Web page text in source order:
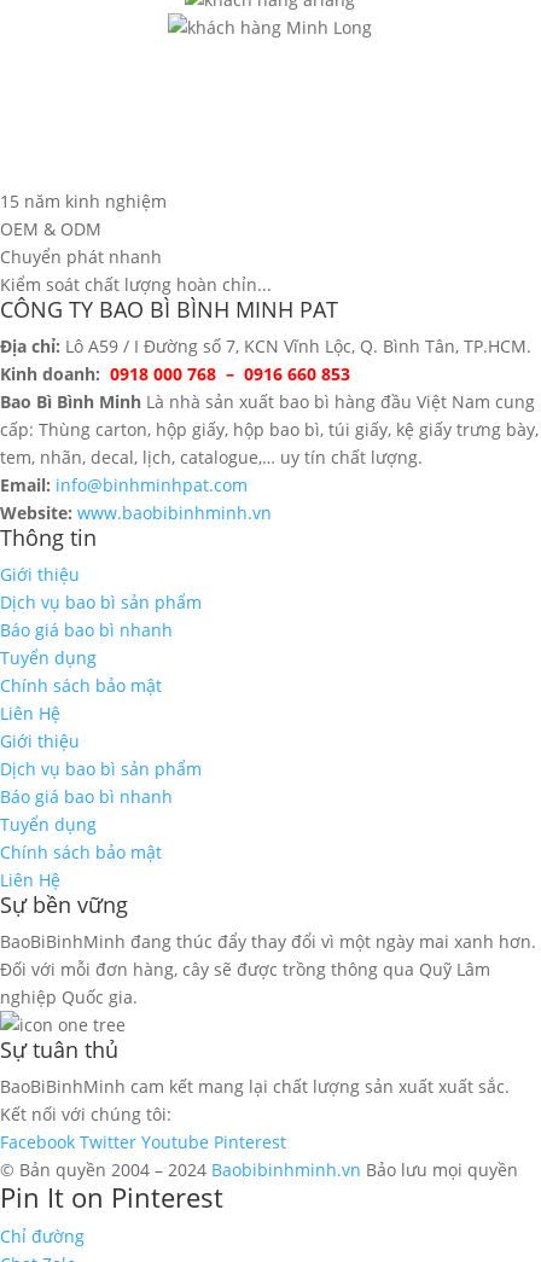
15 năm kinh nghiệm
OEM & ODM
Chuyển phát nhanh
Kiểm soát chất lượng hoàn chỉn...
CÔNG TY BAO BÌ BÌNH MINH PAT
Địa chỉ: Lô A59 / I Đường số 7, KCN Vĩnh Lộc, Q. Bình Tân, TP.HCM.
Kinh doanh: 0918 000 768 – 0916 660 853
Bao Bì Bình Minh Là nhà sản xuất bao bì hàng đầu Việt Nam cung
cấp: Thùng carton, hộp giấy, hộp bao bì, túi giấy, kệ giấy trưng bày,
tem, nhãn, decal, lịch, catalogue,… uy tín chất lượng.
Email: info@binhminhpat.com
Website: www.baobibinhminh.vn
Thông tin
Giới thiệu
Dịch vụ bao bì sản phẩm
Báo giá bao bì nhanh
Tuyển dụng
Chính sách bảo mật
Liên Hệ
Giới thiệu
Dịch vụ bao bì sản phẩm
Báo giá bao bì nhanh
Tuyển dụng
Chính sách bảo mật
Liên Hệ
Sự bền vững
BaoBiBinhMinh đang thúc đẩy thay đổi vì một ngày mai xanh hơn.
Đối với mỗi đơn hàng, cây sẽ được trồng thông qua Quỹ Lâm
nghiệp Quốc gia.
Sự tuân thủ
BaoBiBinhMinh cam kết mang lại chất lượng sản xuất xuất sắc.
Kết nối với chúng tôi:
Facebook Twitter Youtube Pinterest
© Bản quyền 2004 – 2024 Baobibinhminh.vn Bảo lưu mọi quyền
Pin It on Pinterest
Chỉ đường